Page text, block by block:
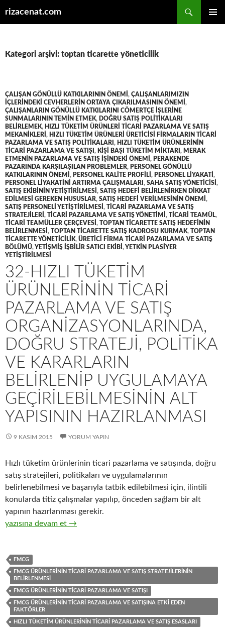
rizacenat.com
Kategori arşivi: toptan ticarette yöneticilik
ÇALIŞAN GÖNÜLLÜ KATKILARININ ÖNEMI , ÇALIŞANLARIMIZIN
IÇLERINDEKI CEVHERLERIN ORTAYA ÇIKARILMASININ ÖNEMI ,
ÇALIŞANLARIN GÖNÜLLÜ KATKILARINI CÖMERTÇE IŞLERINE
SUNMALARININ TEMIN ETMEK, DOĞRU SATIŞ POLITIKALARI
BELIRLEMEK, HIZLI TÜKETIM ÜRÜNLERI TICARI PAZARLAMA VE SATIŞ
MEKANIKLERI , HIZLI TÜKETIM ÜRÜNLERI ÜRETICISI FIRMALARIN TICARI
PAZARLAMA VE SATIŞ POLITIKALARI , HIZLI TÜKETIM ÜRÜNLERININ
TICARI PAZARLAMA VE SATIŞI , KIŞI BAŞI TÜKETIM MIKTARI , MERAK
ETMENIN PAZARLAMA VE SATIŞ IŞINDEKI ÖNEMI , PERAKENDE
PAZARINDA KARŞILAŞILAN PROBLEMLER, PERSONEL GÖNÜLLÜ
KATKILARININ ÖNEMI , PERSONEL KALITE PROFILI , PERSONEL LIYAKATI ,
PERSONEL LIYAKATINI ARTIRMA ÇALIŞMALARI , SAHA SATIŞ YÖNETICISI ,
SATIŞ EKIBININ YETIŞTIRILMESI , SATIŞ HEDEFI BELIRLENIRKEN DIKKAT
EDILMESI GEREKEN HUSUSLAR, SATIŞ HEDEFI VERILMESININ ÖNEMI ,
SATIŞ PERSONELI YETIŞTIRILMESI , TICARI PAZARLAMA VE SATIŞ
STRATEJILERI , TICARI PAZARLAMA VE SATIŞ YÖNETIMI , TICARI TEAMÜL,
TICARI TEAMÜLLER ÇERÇEVESI , TOPTAN TICARETTE SATIŞ HEDEFININ
BELIRLENMESI , TOPTAN TICARETTE SATIŞ KADROSU KURMAK, TOPTAN
TICARETTE YÖNETICILIK, ÜRETICI FIRMA TICARI PAZARLAMA VE SATIŞ
BÖLÜMÜ,YETIŞMIŞ IŞBILIR SATICI EKIBI ,YETKIN PLASIYER
YETIŞTIRILMESI
32-HIZLI TÜKETIM
ÜRÜNLERININ TICARI
PAZARLAMA VE SATIŞ
ORGANIZASYONLARINDA,
DOĞRU STRATEJI, POLITIKA
VE KARARLARIN
BELIRLENIP UYGULAMAYA
GEÇIRILEBILMESININ ALT
YAPISININ HAZIRLANMASI
9 KASIM 2015 YORUM YAPIN
Hızlı tüketim ürünlerinin ticari pazarlama ve satışında, doğru
satış stratejileri, politikaları ve uygulamalarının
belirlenebilmesi ve başarıyla tatbik edilebilmesi için, ilintili
konularda titiz çalışmalar yapılıp, önceden sağlam bir alt
yapının hazırlanması gerekir.
32-Hızlı tüketim ürünlerinin ticari pazarlama ve satış
yazısına devam et →
FMCG
FMCG ÜRÜNLERININ TICARI PAZARLAMA VE SATIŞ STRATEJILERININ
BELIRLENMESI
FMCG ÜRÜNLERININ TICARI PAZARLAMA VE SATIŞI
FMCG ÜRÜNLERININ TICARI PAZARLAMA VE SATIŞINA ETKI EDEN
FAKTÖRLER
HIZLI TÜKETIM ÜRÜNLERININ TICARI PAZARLAMA VE SATIŞ ESASLARI